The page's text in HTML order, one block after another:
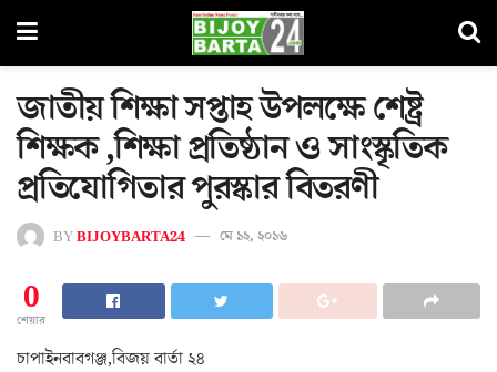
জাতীয় শিক্ষা সপ্তাহ উপলক্ষে শেষ্ট্র
শিক্ষক ,শিক্ষা প্রতিষ্ঠান ও সাংস্কৃতিক
প্রতিযোগিতার পুরস্কার বিতরণী
BYBIJOYBARTA24 মে ১২, ২০১৬
0
শেয়ার
চাপাইনবাবগঞ্জ,বিজয় বার্তা ২৪